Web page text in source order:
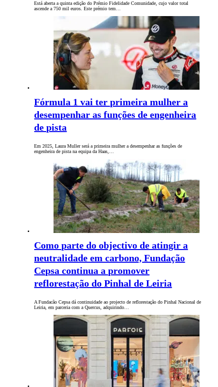
Está aberta a quinta edição do Prémio Fidelidade Comunidade, cujo valor total
ascende a 750 mil euros. Este prémio tem…
Fórmula 1 vai ter primeira mulher a
desempenhar as funções de engenheira
de pista
Em 2025, Laura Muller será a primeira mulher a desempenhar as funções de
engenheira de pista na equipa da Haas,…
Como parte do objectivo de atingir a
neutralidade em carbono, Fundação
Cepsa continua a promover
reflorestação do Pinhal de Leiria
A Fundacão Cepsa dá continuidade ao projecto de reflorestação do Pinhal Nacional de
Leiria, em parceria com a Quercus, adquirindo…